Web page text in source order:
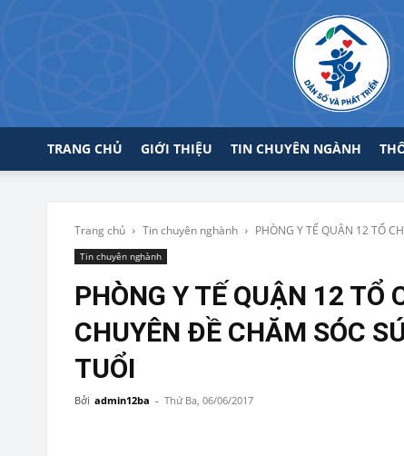
TRANG CHỦ GIỚI THIỆU TIN CHUYÊN NGÀNH
Trang chủ Tin chuyên nghành PHÒNG Y TẾ QUẬN 12 TỔ
Tin chuyên nghành
PHÒNG Y TẾ QUẬN 12 TỔ
CHUYÊN ĐỀ CHĂM SÓC
TUỔI
Bởi admin12ba - Thứ Ba, 06/06/2017